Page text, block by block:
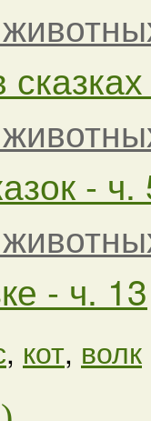
- ч.
- ч. 13
, кот, волк